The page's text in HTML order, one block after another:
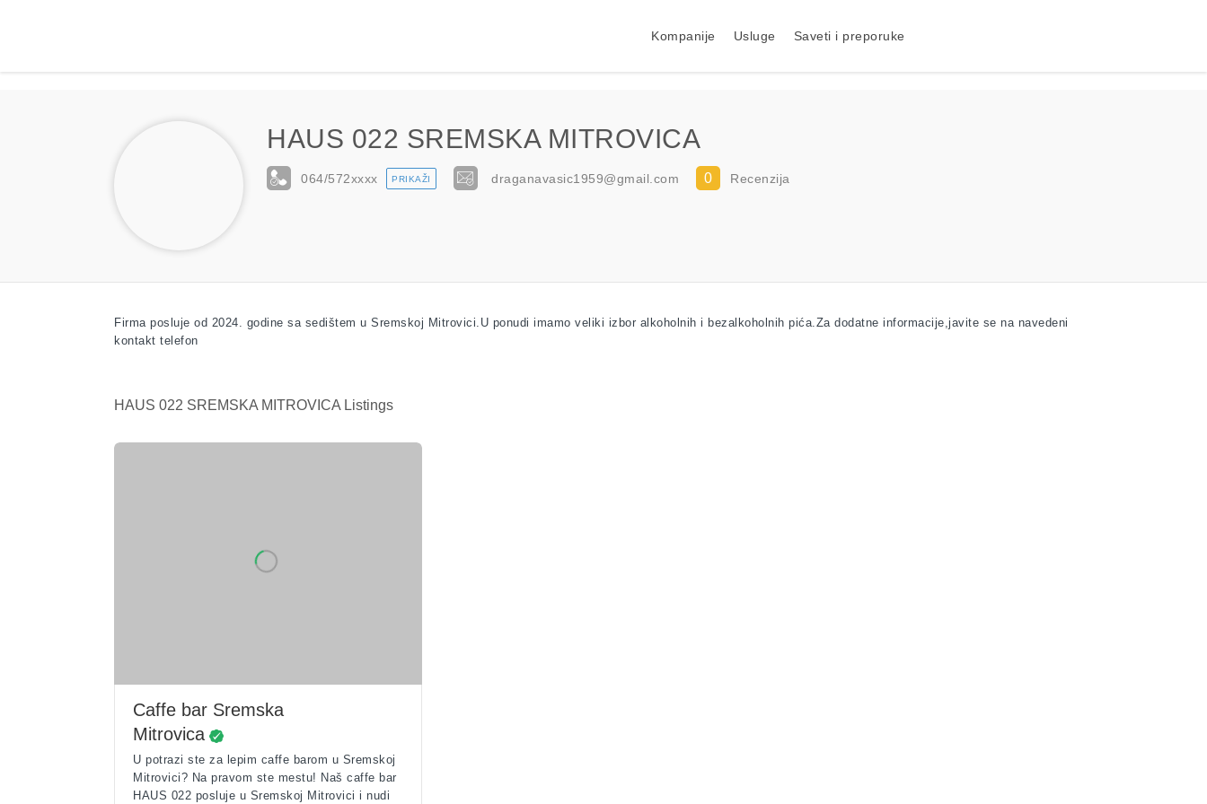
Kompanije Usluge Saveti i preporuke
HAUS 022 SREMSKA MITROVICA
064/572xxxx PRIKAŽI draganavasic1959@gmail.com 0 Recenzija
Firma posluje od 2024. godine sa sedištem u Sremskoj Mitrovici.U ponudi imamo veliki izbor alkoholnih i bezalkoholnih pića.Za dodatne informacije,javite se na navedeni
kontakt telefon
HAUS 022 SREMSKA MITROVICA Listings
Caffe bar Sremska
Mitrovica
U potrazi ste za lepim caffe barom u Sremskoj
Mitrovici? Na pravom ste mestu! Naš caffe bar
HAUS 022 posluje u Sremskoj Mitrovici i nudi